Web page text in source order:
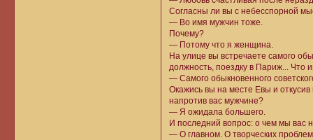
Согласны ли вы с небесспорной
— Во имя мужчин тоже.
Почему?
— Потому что я женщина.
На улице вы встречаете самого
должность, поездку в Париж... Что
— Самого обыкновенного
Окажись вы на месте Евы и
напротив вас мужчине?
— Я ожидала большего.
И последний вопрос: о чем мы вас
— О главном. О творческих